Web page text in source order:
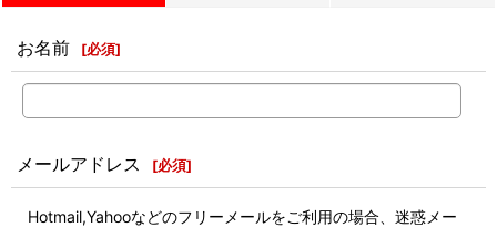
お名前 [必須]
メールアドレス [必須]
Hotmail,Yahooなどのフリーメールをご利用の場合、迷惑メー